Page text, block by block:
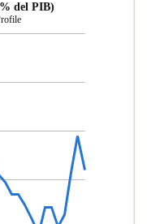
del PIB)